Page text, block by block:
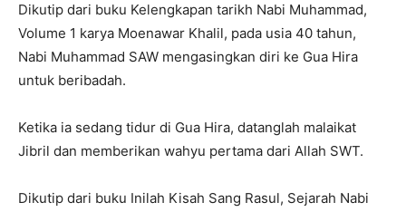
Dikutip dari buku Kelengkapan tarikh Nabi Muhammad,
Volume 1 karya Moenawar Khalil, pada usia 40 tahun,
Nabi Muhammad SAW mengasingkan diri ke Gua Hira
untuk beribadah.
Ketika ia sedang tidur di Gua Hira, datanglah malaikat
Jibril dan memberikan wahyu pertama dari Allah SWT.
Dikutip dari buku Inilah Kisah Sang Rasul, Sejarah Nabi